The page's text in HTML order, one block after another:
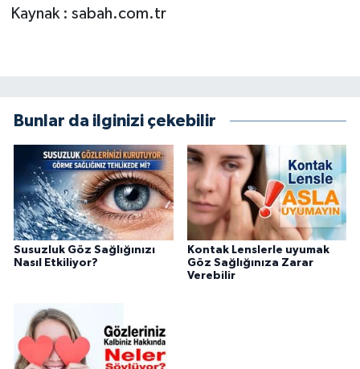
Kaynak : sabah.com.tr
Bunlar da ilginizi çekebilir
Susuzluk Göz Sağlığınızı
Nasıl Etkiliyor?
Kontak Lenslerle uyumak
Göz Sağlığınıza Zarar
Verebilir